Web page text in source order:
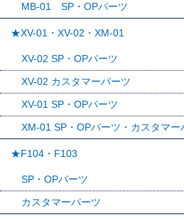
MB-01 SP・OPパーツ
★XV-01・XV-02・XM-01
XV-02 SP・OPパーツ
XV-02 カスタマーパーツ
XV-01 SP・OPパーツ
XM-01 SP・OPパーツ・カスタマー
★F104・F103
SP・OPパーツ
カスタマーパーツ